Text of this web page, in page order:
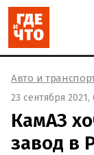
Авто и
23 сентября 2021,
КамАЗ
завод в